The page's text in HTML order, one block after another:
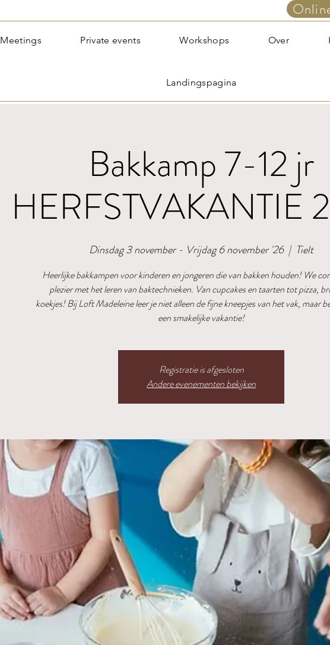
Meetings Private events Workshops Over
Landingspagina
Bakkamp 7-12 jr
HERFSTVAKANTIE
Dinsdag 3 november - Vrijdag 6 november '26
  |
Tielt
Heerlijke bakkampen voor kinderen en jongeren die van bakken houden! We
plezier met het leren van baktechnieken. Van cupcakes en taarten tot pizza,
koekjes! Bij Loft Madeleine leer je niet alleen de fijne kneepjes van het vak, maar
een smakelijke vakantie!
Registratie is afgesloten
Andere evenementen bekijken